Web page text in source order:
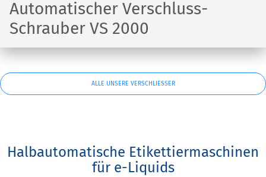
Automatischer Verschluss-
Schrauber VS 2000
ALLE UNSERE VERSCHLIESSER
Halbautomatische Etikettiermaschinen
für e-Liquids